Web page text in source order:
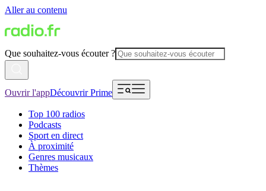
Aller au contenu
Que souhaitez-vous écouter ?
Ouvrir l'appDécouvrir Prime
Top 100 radios
Podcasts
Sport en direct
À proximité
Genres musicaux
Thèmes